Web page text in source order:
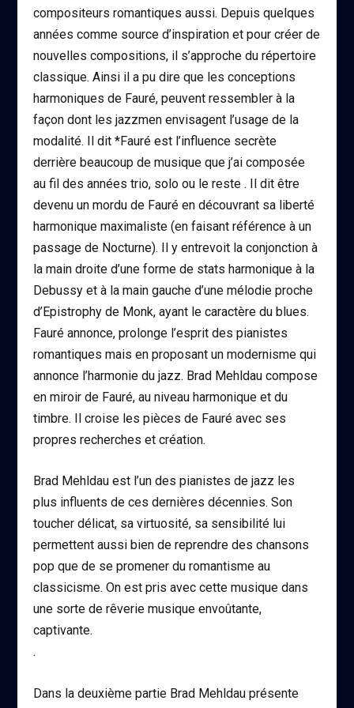
compositeurs romantiques aussi. Depuis quelques
années comme source d’inspiration et pour créer de
nouvelles compositions, il s’approche du répertoire
classique. Ainsi il a pu dire que les conceptions
harmoniques de Fauré, peuvent ressembler à la
façon dont les jazzmen envisagent l’usage de la
modalité. Il dit *Fauré est l’influence secrète
derrière beaucoup de musique que j’ai composée
au fil des années trio, solo ou le reste . Il dit être
devenu un mordu de Fauré en découvrant sa liberté
harmonique maximaliste (en faisant référence à un
passage de Nocturne). Il y entrevoit la conjonction à
la main droite d’une forme de stats harmonique à la
Debussy et à la main gauche d’une mélodie proche
d’Epistrophy de Monk, ayant le caractère du blues.
Fauré annonce, prolonge l’esprit des pianistes
romantiques mais en proposant un modernisme qui
annonce l’harmonie du jazz. Brad Mehldau compose
en miroir de Fauré, au niveau harmonique et du
timbre. Il croise les pièces de Fauré avec ses
propres recherches et création.
Brad Mehldau est l’un des pianistes de jazz les
plus influents de ces dernières décennies. Son
toucher délicat, sa virtuosité, sa sensibilité lui
permettent aussi bien de reprendre des chansons
pop que de se promener du romantisme au
classicisme. On est pris avec cette musique dans
une sorte de rêverie musique envoûtante,
captivante.
.
Dans la deuxième partie Brad Mehldau présente